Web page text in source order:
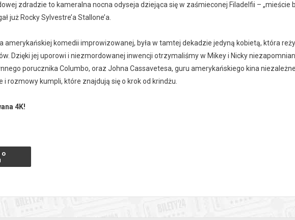
zdradzie to kameralna nocna odyseja dziejąca się w zaśmieconej Filadelfii – „mieście
już Rocky Sylvestre’a Stallone’a.
amerykańskiej komedii improwizowanej, była w tamtej dekadzie jedyną kobietą, która
Dzięki jej uporowi i niezmordowanej inwencji otrzymaliśmy w Mikey i Nicky
porucznika Columbo, oraz Johna Cassavetesa, guru amerykańskiego kina
i rozmowy kumpli, które znajdują się o krok od krindżu.
4K!
W przypadku odwołania wydarzenia, gwarantujemy automatyczny zwrot środków
mail, podany podczas zakupu.
o